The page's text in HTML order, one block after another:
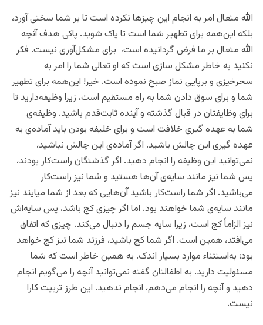
الله متعال امر به انجام این چیزها نکرده است تا بر شما سختی آورد،
بلکه این‌همه برای تطهیر شما است تا پاک شوید. پاکی هدف آنچه
الله متعال بر ما فرض گردانیده است، برای مشکل‌آوری نیست. فکر
نکنید به خاطر مشکل سازی است که او تعالی شما را امر به
سحرخیزی و برپایی نماز صبح نموده است. خیر! این‌همه برای تطهیر
شما و برای سوق دادن شما به راه مستقیم است، زیرا وظیفه‌دارید تا
برای وظایفتان در قبال گذشته و آینده ثابت‌قدم باشید. وظیفه‌ی
شما به عهده گیری خلافت است و برای خلیفه بودن باید آماده‌ی به
عهده گیری این چالش باشید. اگر آماده‌ی این چالش نباشید،
نمی‌توانید این وظیفه را انجام دهید. اگر گذشتگان راست‌کار بودند،
پس شما نیز مانند سایه‌ی آن‌ها هستید و شما نیز راست‌کار
می‌باشید. اگر شما راست‌کار باشید آن‌هایی که بعد از شما میایند نیز
مانند سایه‌ی شما خواهند بود. اما اگر چیزی کج باشد، پس سایه‌اش
نیز الزاماً کج است، زیرا سایه جسم را دنبال می‌کند. چیزی که اتفاق
می‌افتد، همین است. اگر شما کج باشید، فرزند شما نیز کج خواهد
بود؛ به‌استثناء موارد بسیار اندک. به همین خاطر است که شما
مسئولیت دارید. به اطفالتان گفته نمی‌توانید آنچه را می‌گویم انجام
دهید و آنچه را انجام می‌دهم، انجام ندهید. این طرز تربیت کارا
نیست.